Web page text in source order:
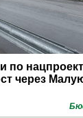
по
через